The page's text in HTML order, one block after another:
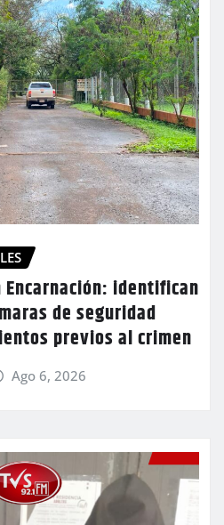
identifican
de seguridad
previos al crimen
Ago 6, 2026